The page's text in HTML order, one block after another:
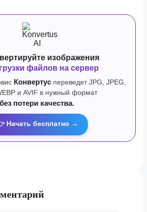
изображения
файлов на сервер
Конвертуспереведет JPG, JPEG,
и AVIF в нужный формат
без потери качества.
Начать бесплатно →